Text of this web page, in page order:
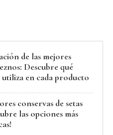
de las mejores
Descubre qué
en cada producto
conservas de setas
las opciones más